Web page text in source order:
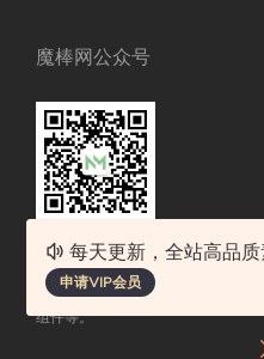
魔棒网公众号
魔棒网提供优质设计模板下载，分
平面素材、ppt模板、网页设计、
组件等。
每天更新，全站高品质
申请VIP会员